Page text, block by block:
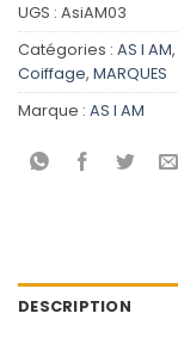
UGS : AsiAM03
Catégories : AS I AM,
Coiffage, MARQUES
Marque : AS I AM
DESCRIPTION